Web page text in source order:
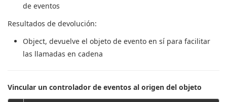
de eventos
Resultados de devolución:
Object, devuelve el objeto de evento en sí para facilitar
las llamadas en cadena
Vincular un controlador de eventos al origen del objeto